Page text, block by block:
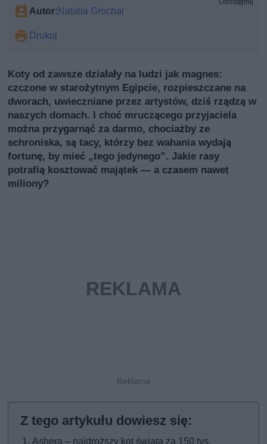
Autor:Natalia Grochal
Drukuj
Udostępnij
Koty od zawsze działały na ludzi jak magnes:
czczone w starożytnym Egipcie, rozpieszczane na
dworach, uwieczniane przez artystów, dziś rządzą w
naszych domach. I choć mruczącego przyjaciela
można przygarnąć za darmo, chociażby ze
schroniska, są tacy, którzy bez wahania wydają
fortunę, by mieć „tego jedynego”. Jakie rasy
potrafią kosztować majątek — a czasem nawet
miliony?
Ashera – najdroższy kot świata za 150 tys.